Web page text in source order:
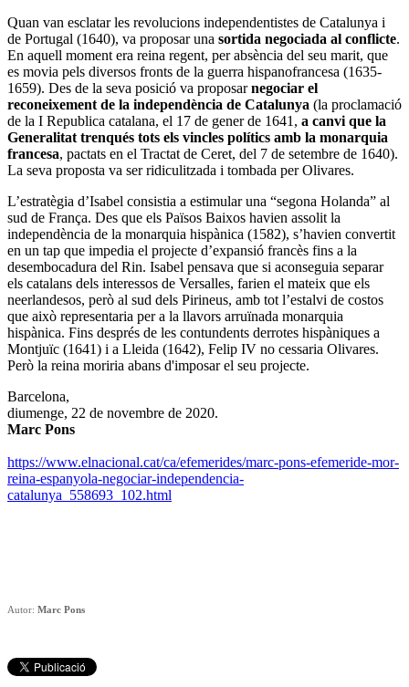
Quan van esclatar les revolucions independentistes de Catalunya i
de Portugal (1640), va proposar una sortida negociada al conflicte.
En aquell moment era reina regent, per absència del seu marit, que
es movia pels diversos fronts de la guerra hispanofrancesa (1635-
1659). Des de la seva posició va proposarnegociar el
reconeixement de la independència de Catalunya (la proclamació
de la I Republica catalana, el 17 de gener de 1641, a canvi que la
Generalitat trenqués tots els vincles polítics amb la monarquia
francesa, pactats en el Tractat de Ceret, del 7 de setembre de 1640).
La seva proposta va ser ridiculitzada i tombada per Olivares.
L’estratègia d’Isabel consistia a estimular una “segona Holanda” al
sud de França. Des que els Països Baixos havien assolit la
independència de la monarquia hispànica (1582), s’havien convertit
en un tap que impedia el projecte d’expansió francès fins a la
desembocadura del Rin. Isabel pensava que si aconseguia separar
els catalans dels interessos de Versalles, farien el mateix que els
neerlandesos, però al sud dels Pirineus, amb tot l’estalvi de costos
que això representaria per a la llavors arruïnada monarquia
hispànica. Fins després de les contundents derrotes hispàniques a
Montjuïc (1641) i a Lleida (1642), Felip IV no cessaria Olivares.
Però la reina moriria abans d'imposar el seu projecte.
Barcelona,
diumenge, 22 de novembre de 2020.
Marc Pons
https://www.elnacional.cat/ca/efemerides/marc-pons-efemeride-mor-
reina-espanyola-negociar-independencia-
catalunya_558693_102.html
Autor: Marc Pons